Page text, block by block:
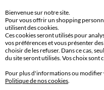
Retours gratuits
sous 30 jours avec
Service clients
par chat et par
Bienvenue sur notre site.
Pour vous offrir un shopping
utilisent des cookies.
Ces cookies seront utilisés pour
vos préférences et vous présenter
choisir de les refuser. Dans ce cas,
du site seront utilisés. Vos choix sont
Pour plus d'informations ou modifier
Politique de nos cookies.